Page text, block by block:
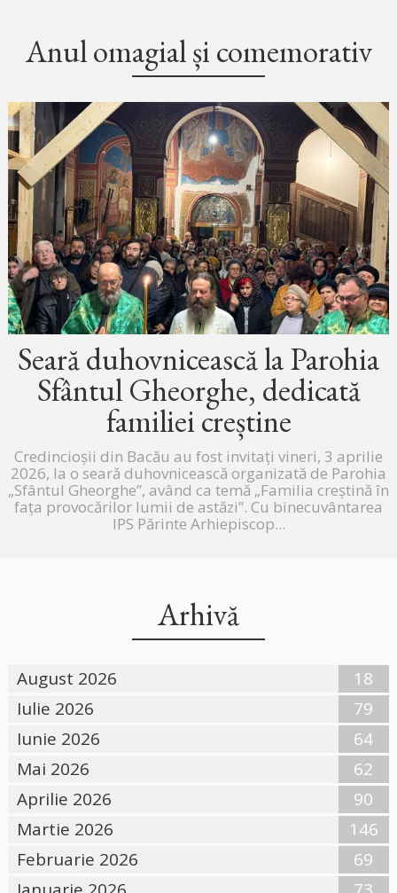
Anul omagial și comemorativ
Seară duhovnicească la Parohia
Sfântul Gheorghe, dedicată
familiei creștine
Credincioșii din Bacău au fost invitați vineri, 3 aprilie
2026, la o seară duhovnicească organizată de Parohia
„Sfântul Gheorghe”, având ca temă „Familia creștină în
fața provocărilor lumii de astăzi”. Cu binecuvântarea
IPS Părinte Arhiepiscop...
Arhivă
August 2026
18
Iulie 2026
79
Iunie 2026
64
Mai 2026
62
Aprilie 2026
90
Martie 2026
146
Februarie 2026
69